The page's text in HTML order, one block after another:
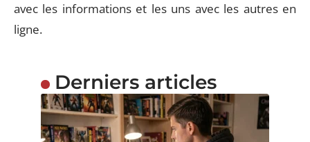
avec les informations et les uns avec les autres en
ligne.
Derniers articles